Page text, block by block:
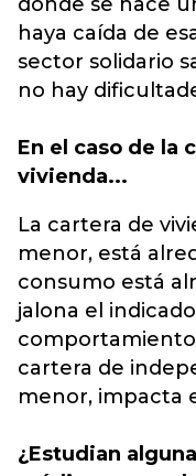
haya caída de
sector solidario
no hay
En el caso de la
vivienda...
La cartera de
menor, está
consumo está
jalona el
comportamiento
cartera de
menor, impacta
¿Estudian